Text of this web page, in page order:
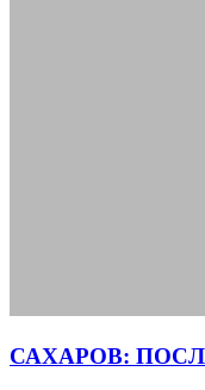
САХАРОВ: